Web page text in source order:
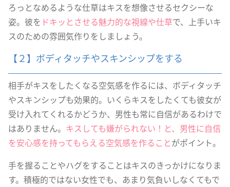
ろっとなめるような仕草はキスを想像させるセクシーな
姿。彼を ドキッとさせる魅力的な視線や仕草で、上手いキ
スのための雰囲気作りをしましょう。
【２】ボディタッチやスキンシップをする
相手がキスをしたくなる空気感を作るには、ボディタッチ
やスキンシップも効果的。いくらキスをしたくても彼女が
受け入れてくれるかどうか、男性も常に自信があるわけで
はありません。 キスしても嫌がられない！と、男性に自信
を安心感を持ってもらえる空気感を作ることがポイント。
手を握ることやハグをすることはキスのきっかけになりま
す。積極的ではない女性でも、あまり気負いしなくてもで